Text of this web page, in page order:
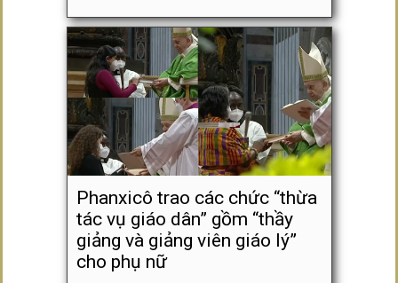
Phanxicô trao các chức “thừa
tác vụ giáo dân” gồm “thầy
giảng và giảng viên giáo lý”
cho phụ nữ